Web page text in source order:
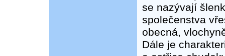
se nazývají
společenstva
obecná,
Dále je